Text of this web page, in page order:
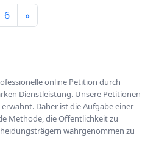
6 »
online Petition durch
Dienstleistung. Unsere Petitionen
Daher ist die Aufgabe einer
Methode, die Öffentlichkeit zu
wahrgenommen zu